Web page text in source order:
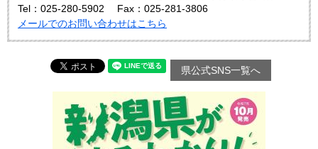
Tel：025-280-5902
Fax：025-281-3806
メールでのお問い合わせはこちら
県公式SNS一覧へ